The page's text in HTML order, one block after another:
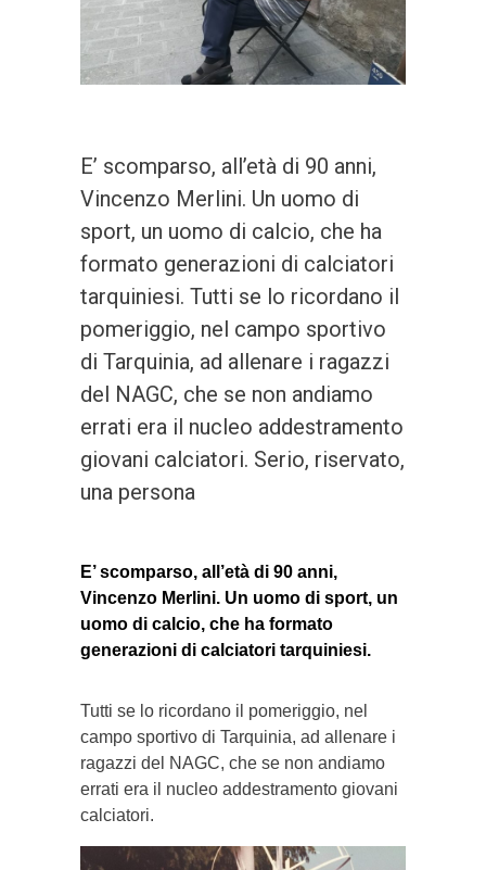
E’ scomparso, all’età di 90 anni,
Vincenzo Merlini. Un uomo di
sport, un uomo di calcio, che ha
formato generazioni di calciatori
tarquiniesi. Tutti se lo ricordano il
pomeriggio, nel campo sportivo
di Tarquinia, ad allenare i ragazzi
del NAGC, che se non andiamo
errati era il nucleo addestramento
giovani calciatori. Serio, riservato,
una persona
E’ scomparso, all’età di 90 anni,
Vincenzo Merlini. Un uomo di sport, un
uomo di calcio, che ha formato
generazioni di calciatori tarquiniesi.
Tutti se lo ricordano il pomeriggio, nel
campo sportivo di Tarquinia, ad allenare i
ragazzi del NAGC, che se non andiamo
errati era il nucleo addestramento giovani
calciatori.